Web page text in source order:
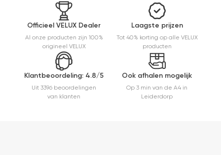
niet bij het
inrollen.
Officieel VELUX Dealer
Al onze producten zijn 100%
origineel VELUX
Laagste prijzen
Tot 40% korting op alle VELUX
producten
Klantbeoordeling: 4.8/5
Uit 3396 beoordelingen
van klanten
Ook afhalen mogelijk
Op 3 min van de A4 in
Leiderdorp